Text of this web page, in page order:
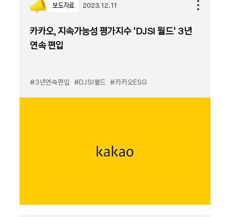
보도자료 2023.12.11
카카오, 지속가능성 평가지수 ‘DJSI 월드’ 3년
연속 편입
#3년연속편입 #DJSI월드 #카카오ESG